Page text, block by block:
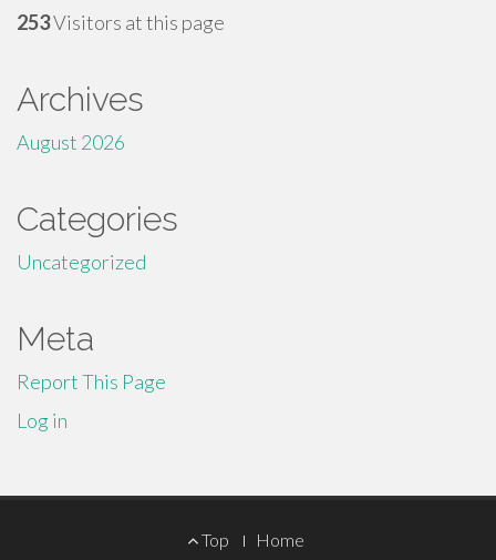
253Visitors at this page
Archives
August 2026
Categories
Uncategorized
Meta
Report This Page
Log in
Top Home